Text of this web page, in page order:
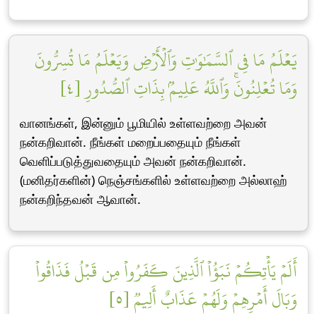
يَعۡلَمُ مَا فِي ٱلسَّمَٰوَٰتِ وَٱلۡأَرۡضِ وَيَعۡلَمُ مَا تُسِرُّونَ
وَمَا تُعۡلِنُونَۚ وَٱللَّهُ عَلِيمُۢ بِذَاتِ ٱلصُّدُورِ [٤]
வானங்கள், இன்னும் பூமியில் உள்ளவற்றை அவன்
நன்கறிவான். நீங்கள் மறைப்பதையும் நீங்கள்
வெளிப்படுத்துவதையும் அவன் நன்கறிவான்.
(மனிதர்களின்) நெஞ்சங்களில் உள்ளவற்றை அல்லாஹ்
நன்கறிந்தவன் ஆவான்.
أَلَمۡ يَأۡتِكُمۡ نَبَؤُاْ ٱلَّذِينَ كَفَرُواْ مِن قَبۡلُ فَذَاقُواْ
وَبَالَ أَمۡرِهِمۡ وَلَهُمۡ عَذَابٌ أَلِيمٞ [٥]